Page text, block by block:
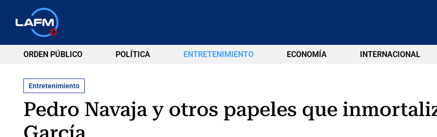
ORDEN PÚBLICO POLÍTICA ENTRETENIMIENTO ECONOMÍA INTERNACIONAL
Entretenimiento
Pedro Navaja y otros papeles que